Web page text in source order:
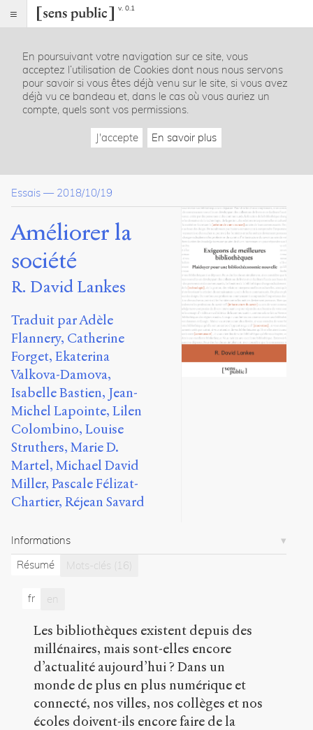
v. 0.1
Index
Article
Table
des
Les grands défis
Ma bibliothèque est-elle d’envergure ?
Communautés, conflits et équité
Références
Dossier(s)
bibliothèques
R.
David
Lankes
8
articles
Notes
Citations
Citer /
Partager
/
Exporter
R.
David.
Améliorer
société .
Sens
public.
En poursuivant votre navigation sur ce site, vous
acceptez l’utilisation de Cookies dont nous nous servons
pour savoir si vous êtes déjà venu sur le site, si vous avez
déjà vu ce bandeau et, dans le cas où vous auriez un
compte, quels sont vos permissions.
J'accepte En savoir plus
Essais — 2018/10/19
Améliorer la
société
R. David Lankes
Traduit par Adèle
Flannery, Catherine
Forget, Ekaterina
Valkova-Damova,
Isabelle Bastien, Jean-
Michel Lapointe, Lilen
Colombino, Louise
Struthers, Marie D.
Martel, Michael David
Miller, Pascale Félizat-
Chartier, Réjean Savard
Informations
Résumé
Mots-clés (16)
fr en
Les bibliothèques existent depuis des
millénaires, mais sont-elles encore
d’actualité aujourd’hui ? Dans un
monde de plus en plus numérique et
connecté, nos villes, nos collèges et nos
écoles doivent-ils encore faire de la